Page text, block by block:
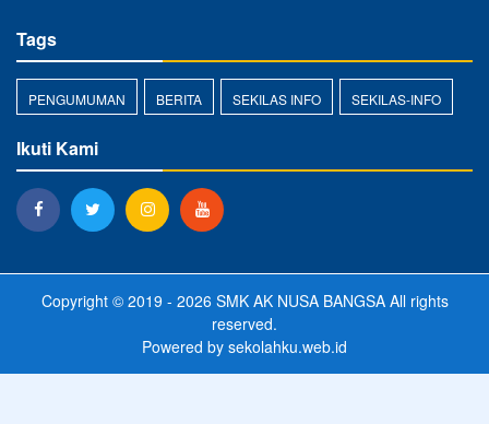
Tags
PENGUMUMAN BERITA SEKILAS INFO SEKILAS-INFO
Ikuti Kami
Copyright © 2019 - 2026 SMK AK NUSA BANGSAAll rights
reserved.
Powered by sekolahku.web.id